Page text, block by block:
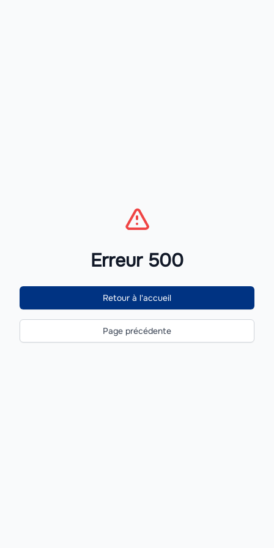
Erreur 500
Retour à l'accueil
Page précédente